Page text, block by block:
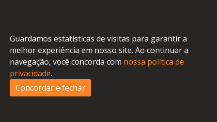
Guardamos estatísticas de visitas para garantir a
melhor experiência em nosso site. Ao continuar a
navegação, você concorda com nossa política de
privacidade.
Concordar e fechar
Casa com piscina
Apartamento com piscina
Condomínio fechado